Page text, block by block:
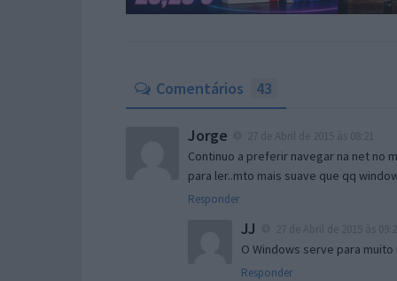
Comentários 43
Jorge
Continuo a preferir navegar na net no
para ler..mto mais suave que qq
Responder
JJ
O Windows serve para
Responder